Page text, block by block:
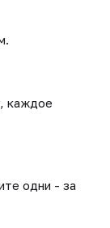
каждое
одни - за